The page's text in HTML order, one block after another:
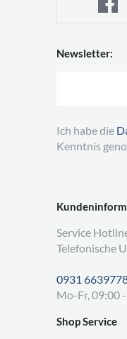
Service
Telefonische
0931
Mo-Fr, 09:00
Shop Service
Newsletter:
Ich habe die
Kenntnis